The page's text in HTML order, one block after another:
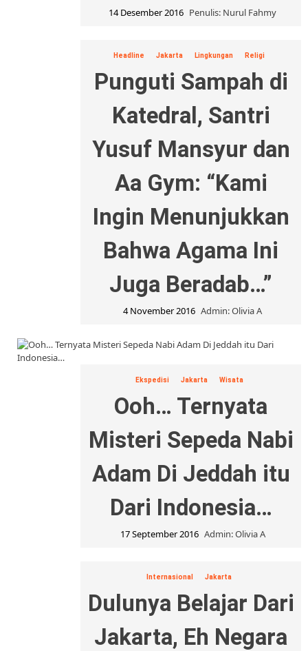
14 Desember 2016 Penulis: Nurul Fahmy
Headline Jakarta Lingkungan Religi
Punguti Sampah di
Katedral, Santri
Yusuf Mansyur dan
Aa Gym: “Kami
Ingin Menunjukkan
Bahwa Agama Ini
Juga Beradab…”
4 November 2016 Admin: Olivia A
Ekspedisi Jakarta Wisata
Ooh… Ternyata
Misteri Sepeda Nabi
Adam Di Jeddah itu
Dari Indonesia…
17 September 2016 Admin: Olivia A
Internasional Jakarta
Dulunya Belajar Dari
Jakarta, Eh Negara